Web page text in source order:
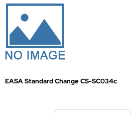
EASA Standard Change CS-SC034c